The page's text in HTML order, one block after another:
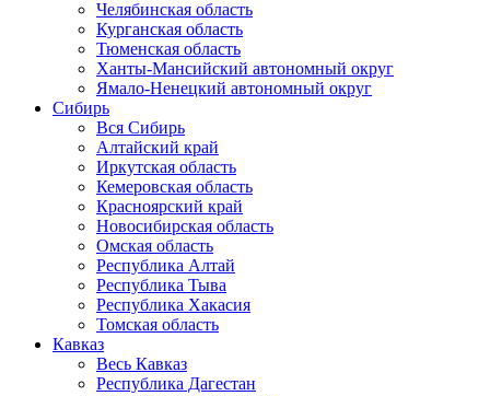
Челябинская область
Курганская область
Тюменская область
Ханты-Мансийский автономный округ
Ямало-Ненецкий автономный округ
Сибирь
Вся Сибирь
Алтайский край
Иркутская область
Кемеровская область
Красноярский край
Новосибирская область
Омская область
Республика Алтай
Республика Тыва
Республика Хакасия
Томская область
Кавказ
Весь Кавказ
Республика Дагестан